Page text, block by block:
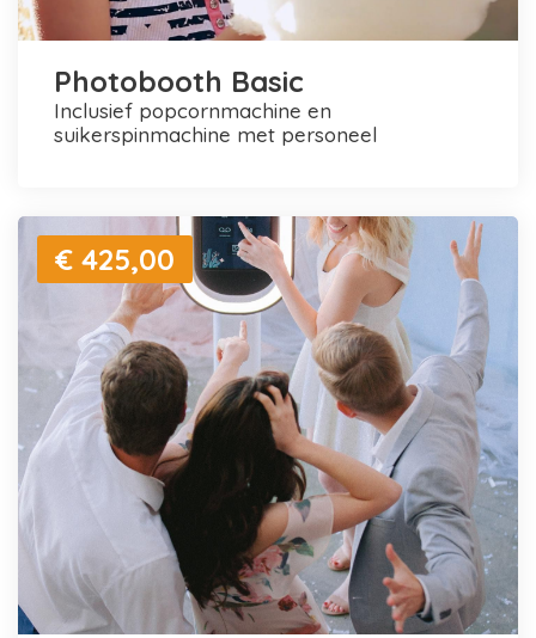
Photobooth Basic
inclusief popcornmachine en
suikerspinmachine met personeel
€ 425,00